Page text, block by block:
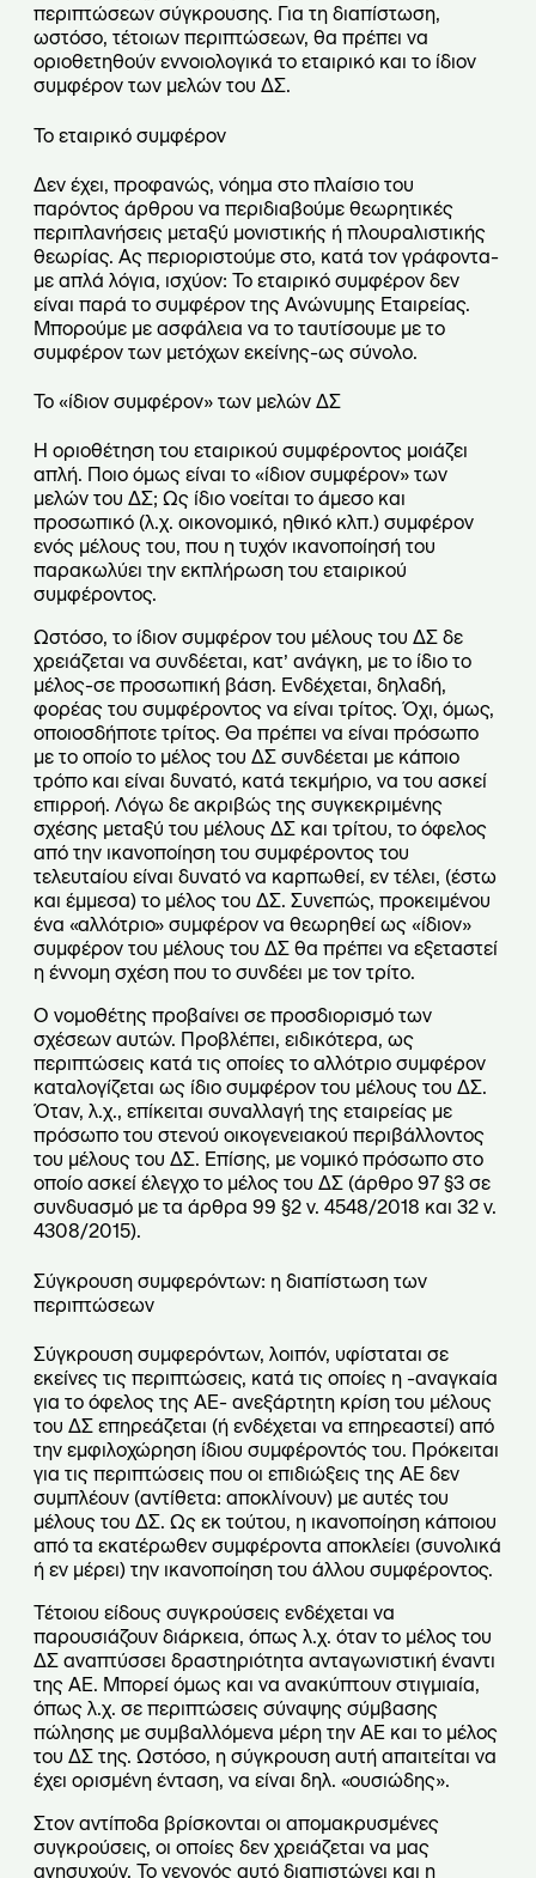
περιπτώσεων σύγκρουσης. Για τη διαπίστωση,
ωστόσο, τέτοιων περιπτώσεων, θα πρέπει να
οριοθετηθούν εννοιολογικά το εταιρικό και το ίδιον
συμφέρον των μελών του ΔΣ.
Το εταιρικό συμφέρον
Δεν έχει, προφανώς, νόημα στο πλαίσιο του
παρόντος άρθρου να περιδιαβούμε θεωρητικές
περιπλανήσεις μεταξύ μονιστικής ή πλουραλιστικής
θεωρίας. Ας περιοριστούμε στο, κατά τον γράφοντα-
με απλά λόγια, ισχύον: Το εταιρικό συμφέρον δεν
είναι παρά το συμφέρον της Ανώνυμης Εταιρείας.
Μπορούμε με ασφάλεια να το ταυτίσουμε με το
συμφέρον των μετόχων εκείνης-ως σύνολο.
Το «ίδιον συμφέρον» των μελών ΔΣ
Η οριοθέτηση του εταιρικού συμφέροντος μοιάζει
απλή. Ποιο όμως είναι το «ίδιον συμφέρον» των
μελών του ΔΣ; Ως ίδιο νοείται το άμεσο και
προσωπικό (λ.χ. οικονομικό, ηθικό κλπ.) συμφέρον
ενός μέλους του, που η τυχόν ικανοποίησή του
παρακωλύει την εκπλήρωση του εταιρικού
συμφέροντος.
Ωστόσο, το ίδιον συμφέρον του μέλους του ΔΣ δε
χρειάζεται να συνδέεται, κατ’ ανάγκη, με το ίδιο το
μέλος-σε προσωπική βάση. Ενδέχεται, δηλαδή,
φορέας του συμφέροντος να είναι τρίτος. Όχι, όμως,
οποιοσδήποτε τρίτος. Θα πρέπει να είναι πρόσωπο
με το οποίο το μέλος του ΔΣ συνδέεται με κάποιο
τρόπο και είναι δυνατό, κατά τεκμήριο, να του ασκεί
επιρροή. Λόγω δε ακριβώς της συγκεκριμένης
σχέσης μεταξύ του μέλους ΔΣ και τρίτου, το όφελος
από την ικανοποίηση του συμφέροντος του
τελευταίου είναι δυνατό να καρπωθεί, εν τέλει, (έστω
και έμμεσα) το μέλος του ΔΣ. Συνεπώς, προκειμένου
ένα «αλλότριο» συμφέρον να θεωρηθεί ως «ίδιον»
συμφέρον του μέλους του ΔΣ θα πρέπει να εξεταστεί
η έννομη σχέση που το συνδέει με τον τρίτο.
Ο νομοθέτης προβαίνει σε προσδιορισμό των
σχέσεων αυτών. Προβλέπει, ειδικότερα, ως
περιπτώσεις κατά τις οποίες το αλλότριο συμφέρον
καταλογίζεται ως ίδιο συμφέρον του μέλους του ΔΣ.
Όταν, λ.χ., επίκειται συναλλαγή της εταιρείας με
πρόσωπο του στενού οικογενειακού περιβάλλοντος
του μέλους του ΔΣ. Επίσης, με νομικό πρόσωπο στο
οποίο ασκεί έλεγχο το μέλος του ΔΣ (άρθρο 97 §3 σε
συνδυασμό με τα άρθρα 99 §2 ν. 4548/2018 και 32 ν.
4308/2015).
Σύγκρουση συμφερόντων: η διαπίστωση των
περιπτώσεων
Σύγκρουση συμφερόντων, λοιπόν, υφίσταται σε
εκείνες τις περιπτώσεις, κατά τις οποίες η -αναγκαία
για το όφελος της ΑΕ- ανεξάρτητη κρίση του μέλους
του ΔΣ επηρεάζεται (ή ενδέχεται να επηρεαστεί) από
την εμφιλοχώρηση ίδιου συμφέροντός του. Πρόκειται
για τις περιπτώσεις που οι επιδιώξεις της ΑΕ δεν
συμπλέουν (αντίθετα: αποκλίνουν) με αυτές του
μέλους του ΔΣ. Ως εκ τούτου, η ικανοποίηση κάποιου
από τα εκατέρωθεν συμφέροντα αποκλείει (συνολικά
ή εν μέρει) την ικανοποίηση του άλλου συμφέροντος.
Τέτοιου είδους συγκρούσεις ενδέχεται να
παρουσιάζουν διάρκεια, όπως λ.χ. όταν το μέλος του
ΔΣ αναπτύσσει δραστηριότητα ανταγωνιστική έναντι
της ΑΕ. Μπορεί όμως και να ανακύπτουν στιγμιαία,
όπως λ.χ. σε περιπτώσεις σύναψης σύμβασης
πώλησης με συμβαλλόμενα μέρη την ΑΕ και το μέλος
του ΔΣ της. Ωστόσο, η σύγκρουση αυτή απαιτείται να
έχει ορισμένη ένταση, να είναι δηλ. «ουσιώδης».
Στον αντίποδα βρίσκονται οι απομακρυσμένες
συγκρούσεις, οι οποίες δεν χρειάζεται να μας
ανησυχούν. Το γεγονός αυτό διαπιστώνει και η